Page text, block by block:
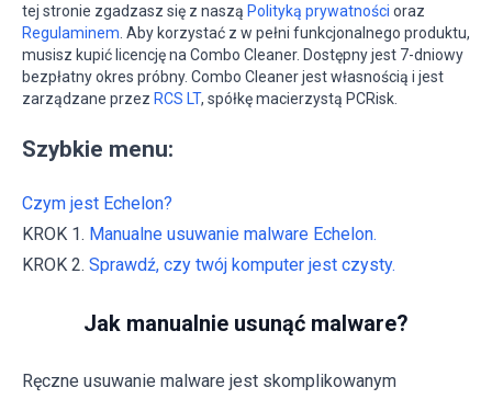
tej stronie zgadzasz się z naszą Polityką prywatności oraz
Regulaminem . Aby korzystać z w pełni funkcjonalnego produktu,
musisz kupić licencję na Combo Cleaner. Dostępny jest 7-dniowy
bezpłatny okres próbny. Combo Cleaner jest własnością i jest
zarządzane przez RCS LT, spółkę macierzystą PCRisk.
Szybkie menu:
Czym jest Echelon?
KROK 1. Manualne usuwanie malware Echelon.
KROK 2. Sprawdź, czy twój komputer jest czysty.
Jak manualnie usunąć malware?
Ręczne usuwanie malware jest skomplikowanym